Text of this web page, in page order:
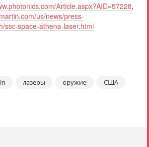
Article.aspx?AID=57228,
us/news/press-
ssc-space-athena-laser.html
лазеры оружие США